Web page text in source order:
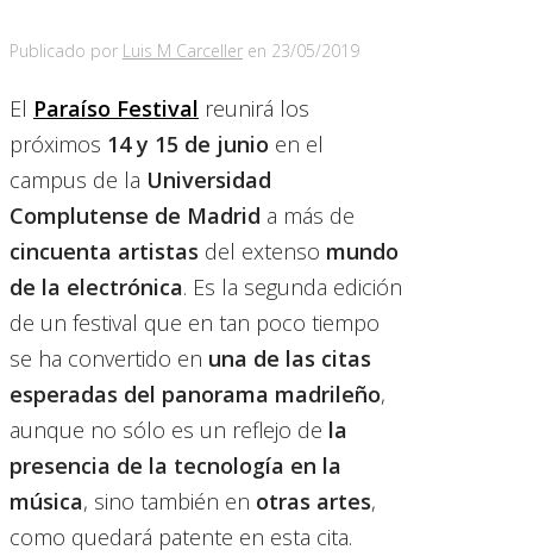
Publicado por Luis M Carceller en 23/05/2019
El Paraíso Festival reunirá los
próximos 14 y 15 de junio en el
campus de la Universidad
Complutense de Madrid a más de
cincuenta artistas del extenso mundo
de la electrónica. Es la segunda edición
de un festival que en tan poco tiempo
se ha convertido en una de las citas
esperadas del panorama madrileño,
aunque no sólo es un reflejo de la
presencia de la tecnología en la
música, sino también en otras artes,
como quedará patente en esta cita.